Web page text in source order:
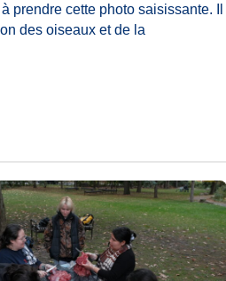
cette photo saisissante. Il
des oiseaux et de la